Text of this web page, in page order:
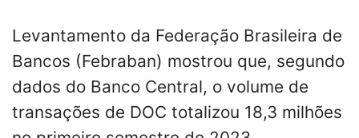
Levantamento da Federação Brasileira de
Bancos (Febraban) mostrou que, segundo
dados do Banco Central, o volume de
transações de DOC totalizou 18,3 milhões